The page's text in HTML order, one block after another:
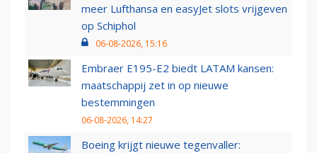
meer Lufthansa en easyJet slots vrijgeven
op Schiphol
06-08-2026, 15:16
Embraer E195-E2 biedt LATAM kansen:
maatschappij zet in op nieuwe
bestemmingen
06-08-2026, 14:27
Boeing krijgt nieuwe tegenvaller: